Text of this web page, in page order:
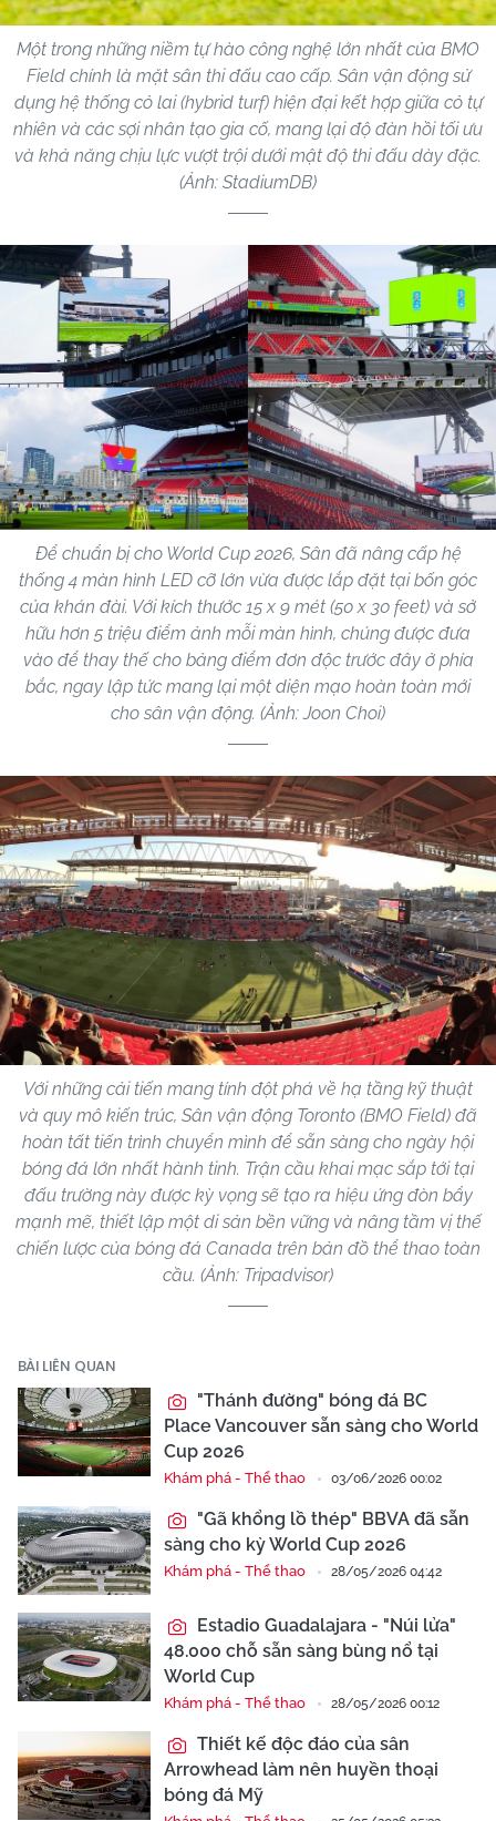
Một trong những niềm tự hào công nghệ lớn nhất của BMO
Field chính là mặt sân thi đấu cao cấp. Sân vận động sử
dụng hệ thống cỏ lai (hybrid turf) hiện đại kết hợp giữa cỏ tự
nhiên và các sợi nhân tạo gia cố, mang lại độ đàn hồi tối ưu
và khả năng chịu lực vượt trội dưới mật độ thi đấu dày đặc.
(Ảnh: StadiumDB)
Để chuẩn bị cho World Cup 2026, Sân đã nâng cấp hệ
thống 4 màn hình LED cỡ lớn vừa được lắp đặt tại bốn góc
của khán đài. Với kích thước 15 x 9 mét (50 x 30 feet) và sở
hữu hơn 5 triệu điểm ảnh mỗi màn hình, chúng được đưa
vào để thay thế cho bảng điểm đơn độc trước đây ở phía
bắc, ngay lập tức mang lại một diện mạo hoàn toàn mới
cho sân vận động. (Ảnh: Joon Choi)
Với những cải tiến mang tính đột phá về hạ tầng kỹ thuật
và quy mô kiến trúc, Sân vận động Toronto (BMO Field) đã
hoàn tất tiến trình chuyển mình để sẵn sàng cho ngày hội
bóng đá lớn nhất hành tinh. Trận cầu khai mạc sắp tới tại
đấu trường này được kỳ vọng sẽ tạo ra hiệu ứng đòn bẩy
mạnh mẽ, thiết lập một di sản bền vững và nâng tầm vị thế
chiến lược của bóng đá Canada trên bản đồ thể thao toàn
cầu. (Ảnh: Tripadvisor)
BÀI LIÊN QUAN
"Thánh đường" bóng đá BC
Place Vancouver sẵn sàng cho World
Cup 2026
Khám phá - Thể thao 03/06/2026 00:02
"Gã khổng lồ thép" BBVA đã sẵn
sàng cho kỳ World Cup 2026
Khám phá - Thể thao 28/05/2026 04:42
Estadio Guadalajara - "Núi lửa"
48.000 chỗ sẵn sàng bùng nổ tại
World Cup
Khám phá - Thể thao 28/05/2026 00:12
Thiết kế độc đáo của sân
Arrowhead làm nên huyền thoại
bóng đá Mỹ